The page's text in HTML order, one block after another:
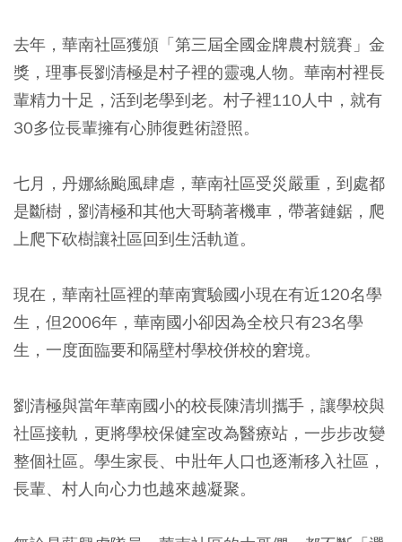
去年，華南社區獲頒「第三屆全國金牌農村競賽」金
獎，理事長劉清極是村子裡的靈魂人物。華南村裡長
輩精力十足，活到老學到老。村子裡110人中，就有
30多位長輩擁有心肺復甦術證照。
七月，丹娜絲颱風肆虐，華南社區受災嚴重，到處都
是斷樹，劉清極和其他大哥騎著機車，帶著鏈鋸，爬
上爬下砍樹讓社區回到生活軌道。
現在，華南社區裡的華南實驗國小現在有近120名學
生，但2006年，華南國小卻因為全校只有23名學
生，一度面臨要和隔壁村學校併校的窘境。
劉清極與當年華南國小的校長陳清圳攜手，讓學校與
社區接軌，更將學校保健室改為醫療站，一步步改變
整個社區。學生家長、中壯年人口也逐漸移入社區，
長輩、村人向心力也越來越凝聚。